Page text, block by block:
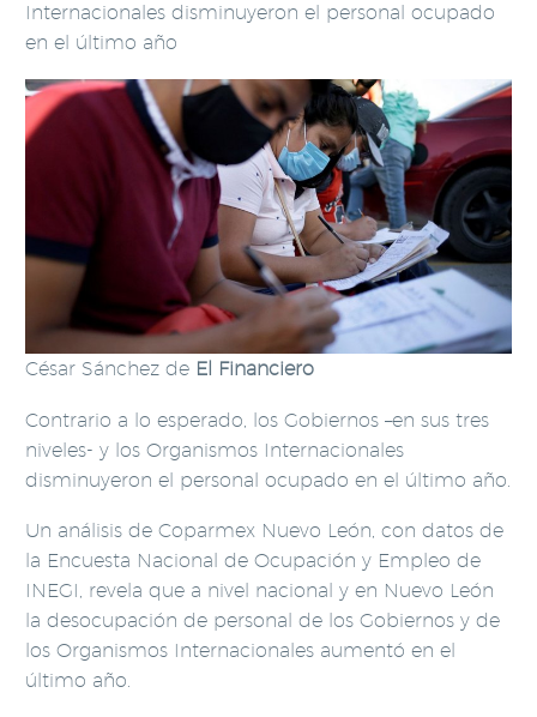
Internacionales disminuyeron el personal ocupado
en el último año
César Sánchez de El Financiero
Contrario a lo esperado, los Gobiernos –en sus tres
niveles- y los Organismos Internacionales
disminuyeron el personal ocupado en el último año.
Un análisis de Coparmex Nuevo León, con datos de
la Encuesta Nacional de Ocupación y Empleo de
INEGI, revela que a nivel nacional y en Nuevo León
la desocupación de personal de los Gobiernos y de
los Organismos Internacionales aumentó en el
último año.